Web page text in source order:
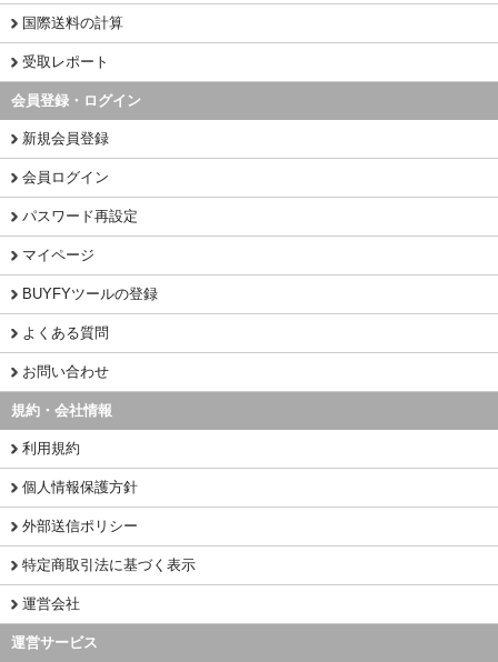
国際送料の計算
受取レポート
会員登録・ログイン
新規会員登録
会員ログイン
パスワード再設定
マイページ
BUYFYツールの登録
よくある質問
お問い合わせ
規約・会社情報
利用規約
個人情報保護方針
外部送信ポリシー
特定商取引法に基づく表示
運営会社
運営サービス